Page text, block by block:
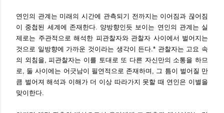
연인의 관계는 미래의 시간에 관측되기 전까지는 이어짐과 끊어짐
이 중첩된 세계에 존재한다. 양방향인듯 보이는 연인의 관계는 실
제로는 주관적으로 해석한 피관찰자와 관찰자 사이에서 벌어지는
것으로 일방향에 가까운 것이라는 생각이 든다.* 관찰자는 고요 속
의 외침을, 피관찰자는 이를 토대로 또 다른 자신만의 소통을 하므
로, 둘 사이에는 어긋남이 필연적으로 존재하며, 그 틈이 벌어질 만
큼 벌어져 해석과 이해가 더 이상 따라가지 못할 때 연인은 이별을
맞이한다.